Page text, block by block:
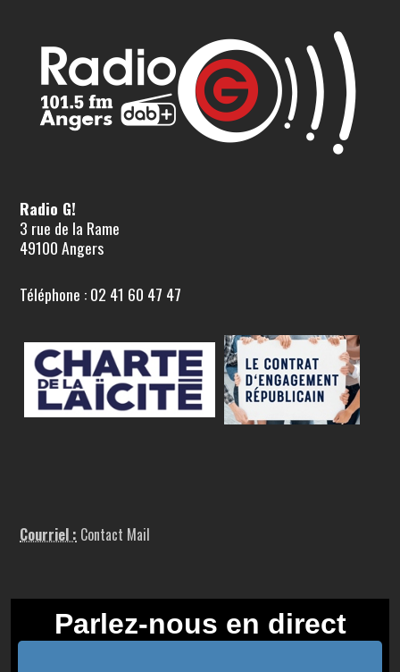
Radio G!
3 rue de la Rame
49100 Angers
Téléphone : 02 41 60 47 47
Courriel : Contact Mail